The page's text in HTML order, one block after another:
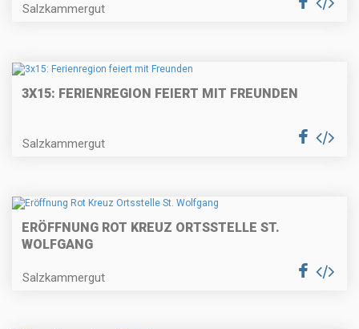
Salzkammergut
3X15: FERIENREGION FEIERT MIT FREUNDEN
Salzkammergut
ERÖFFNUNG ROT KREUZ ORTSSTELLE ST.
WOLFGANG
Salzkammergut